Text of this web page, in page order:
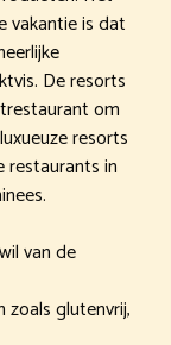
vakantie is dat
De resorts
om
resorts
restaurants in
van de
glutenvrij,